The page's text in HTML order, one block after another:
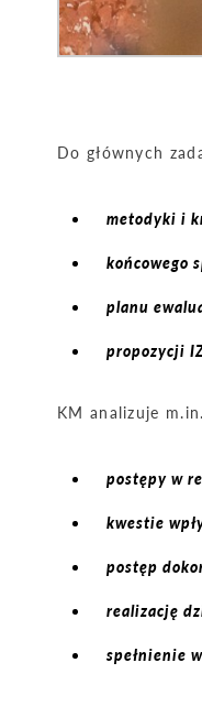
Do głównych
metodyki i
końcowego
planu
propozycji
KM analizuje
postępy w
kwestie
postęp
realizację
spełnienie